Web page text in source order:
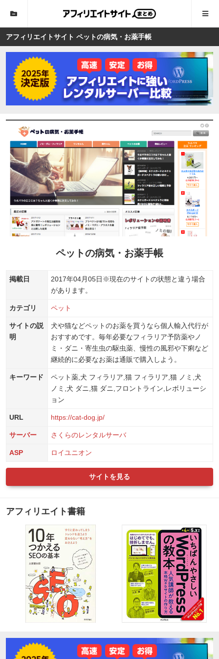
アフィリエイトサイト ペットの病気・お薬手帳
ペットの病気・お薬手帳
掲載日 2017年04月05日 ※現在のサイトの状態と違う場合
があります。
カテゴリ ペット
サイトの説
明
犬や猫などペットのお薬を買うなら個人輸入代行が
おすすめです。毎年必要なフィラリア予防薬やノ
ミ・ダニ・寄生虫の駆虫薬、慢性の風邪や下痢など
継続的に必要なお薬は通販で購入しよう。
キーワード
ペット薬,犬 フィラリア,猫 フィラリア,猫 ノミ,犬
ノミ,犬 ダニ,猫 ダニ,フロントライン,レボリューシ
ョン
URL https://cat-dog.jp/
サーバー さくらのレンタルサーバ
ASP ロイユニオン
サイトを見る
アフィリエイト書籍